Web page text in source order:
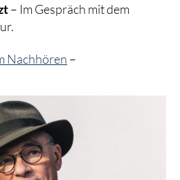
– Im Gespräch mit dem
Nachhören –